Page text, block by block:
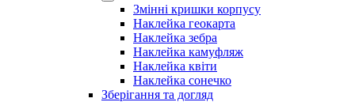
Змінні кришки корпусу
Наклейка геокарта
Наклейка зебра
Наклейка камуфляж
Наклейка квіти
Наклейка сонечко
Зберігання та догляд